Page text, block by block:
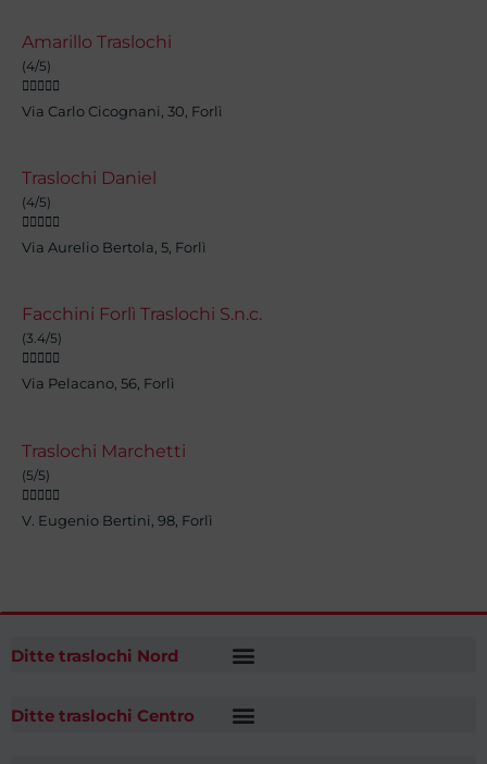
Amarillo Traslochi
(4/5)

Via Carlo Cicognani, 30, Forlì
Traslochi Daniel
(4/5)

Via Aurelio Bertola, 5, Forlì
Facchini Forlì Traslochi S.n.c.
(3.4/5)

Via Pelacano, 56, Forlì
Traslochi Marchetti
(5/5)

V. Eugenio Bertini, 98, Forlì
Ditte traslochi Nord
Ditte traslochi Centro